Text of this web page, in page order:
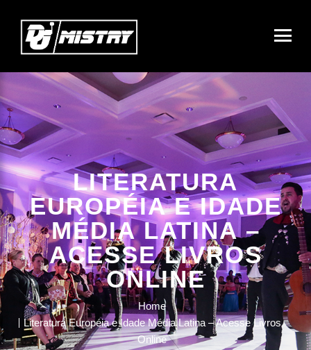
LITERATURA
EUROPÉIA E IDADE
MÉDIA LATINA –
ACESSE LIVROS
ONLINE
Home
Literatura Européia e Idade Média Latina – Acesse Livros
Online